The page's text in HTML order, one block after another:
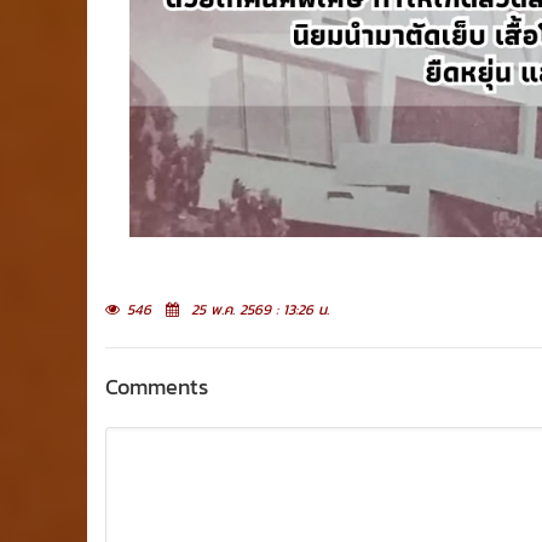
546 25 พ.ค. 2569 : 13:26 น.
Comments